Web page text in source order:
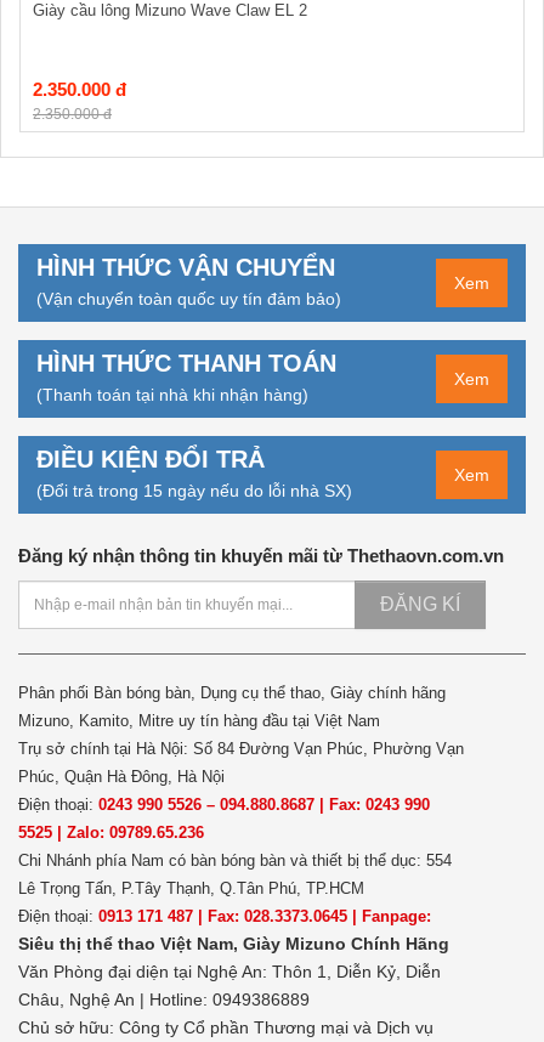
Giày cầu lông Mizuno Wave Claw EL 2
2.350.000 đ
2.350.000 đ
HÌNH THỨC VẬN CHUYỂN
(Vận chuyển toàn quốc uy tín đảm bảo)
Xem
HÌNH THỨC THANH TOÁN
(Thanh toán tại nhà khi nhận hàng)
Xem
ĐIỀU KIỆN ĐỔI TRẢ
(Đổi trả trong 15 ngày nếu do lỗi nhà SX)
Xem
Đăng ký nhận thông tin khuyến mãi từ Thethaovn.com.vn
ĐĂNG KÍ
Phân phối Bàn bóng bàn, Dụng cụ thể thao, Giày chính hãng
Mizuno, Kamito, Mitre uy tín hàng đầu tại Việt Nam
Trụ sở chính tại Hà Nội: Số 84 Đường Vạn Phúc, Phường Vạn
Phúc, Quận Hà Đông, Hà Nội
Điện thoại: 0243 990 5526 – 094.880.8687 | Fax: 0243 990
5525 | Zalo: 09789.65.236
Chi Nhánh phía Nam có bàn bóng bàn và thiết bị thể dục: 554
Lê Trọng Tấn, P.Tây Thạnh, Q.Tân Phú, TP.HCM
Điện thoại: 0913 171 487 | Fax: 028.3373.0645 | Fanpage:
Siêu thị thể thao Việt Nam, Giày Mizuno Chính Hãng
Văn Phòng đại diện tại Nghệ An: Thôn 1, Diễn Kỷ, Diễn
Châu, Nghệ An | Hotline: 0949386889
Chủ sở hữu: Công ty Cổ phần Thương mại và Dịch vụ